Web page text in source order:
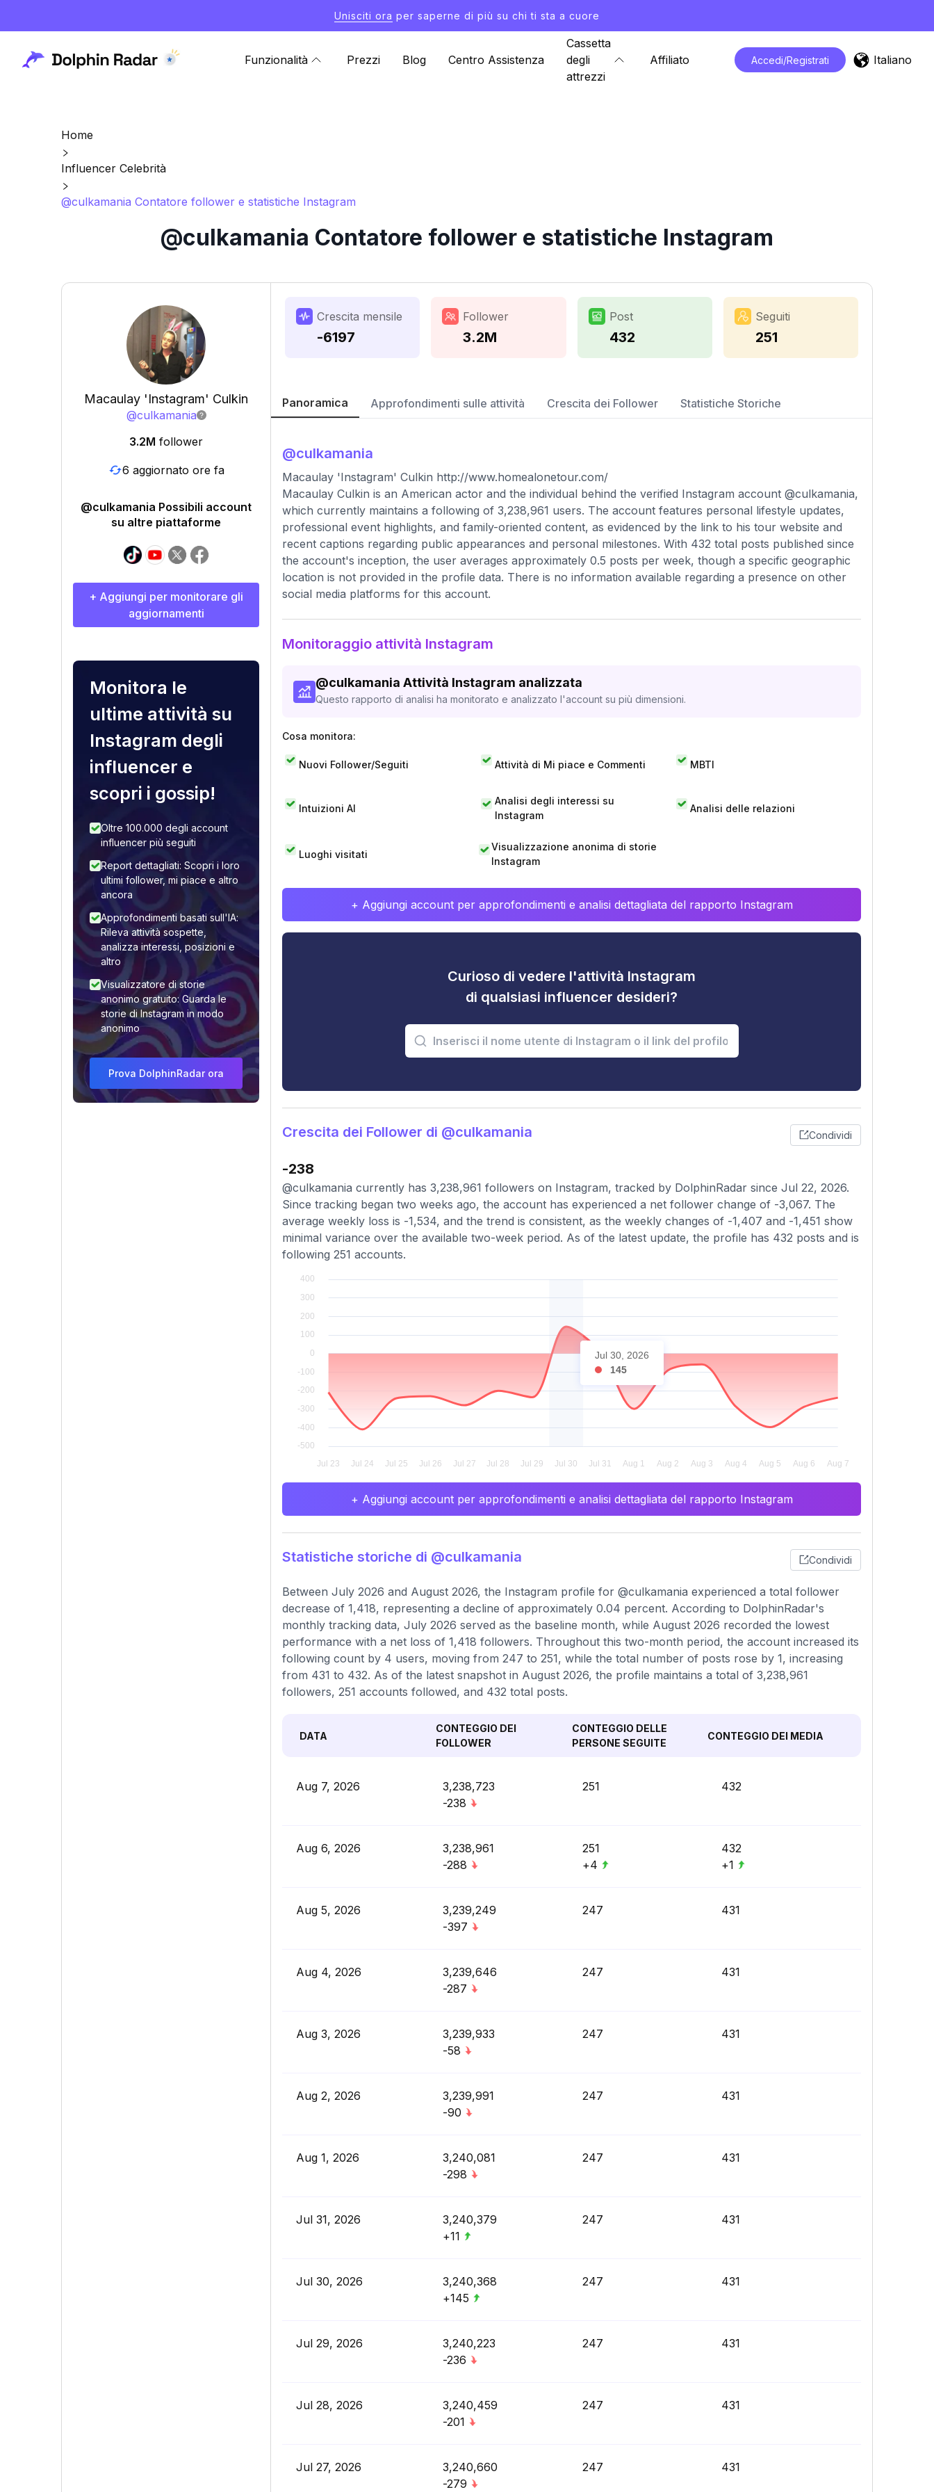
Unisciti ora per saperne di più su chi ti sta a cuore
Funzionalità Prezzi Blog Centro Assistenza
Cassetta
degli
attrezzi
Affiliato Accedi/Registrati Italiano
Home
Influencer Celebrità
@culkamania Contatore follower e statistiche Instagram
@culkamania Contatore follower e statistiche Instagram
Macaulay 'Instagram' Culkin
@culkamania
3.2M follower
6 aggiornato ore fa
@culkamania Possibili account
su altre piattaforme
+ Aggiungi per monitorare gli
aggiornamenti
Monitora le
ultime attività su
Instagram degli
influencer e
scopri i gossip!
Oltre 100.000 degli account
influencer più seguiti
Report dettagliati: Scopri i loro
ultimi follower, mi piace e altro
ancora
Approfondimenti basati sull'IA:
Rileva attività sospette,
analizza interessi, posizioni e
altro
Visualizzatore di storie
anonimo gratuito: Guarda le
storie di Instagram in modo
anonimo
Prova DolphinRadar ora
Crescita mensile
-6197
Follower
3.2M
Post
432
Seguiti
251
Panoramica Approfondimenti sulle attività Crescita dei Follower Statistiche Storiche
@culkamania
Macaulay 'Instagram' Culkin http://www.homealonetour.com/
Macaulay Culkin is an American actor and the individual behind the verified Instagram account @culkamania,
which currently maintains a following of 3,238,961 users. The account features personal lifestyle updates,
professional event highlights, and family-oriented content, as evidenced by the link to his tour website and
recent captions regarding public appearances and personal milestones. With 432 total posts published since
the account's inception, the user averages approximately 0.5 posts per week, though a specific geographic
location is not provided in the profile data. There is no information available regarding a presence on other
social media platforms for this account.
Monitoraggio attività Instagram
@culkamania Attività Instagram analizzata
Questo rapporto di analisi ha monitorato e analizzato l'account su più dimensioni.
Cosa monitora:
Nuovi Follower/Seguiti Attività di Mi piace e Commenti MBTI
Intuizioni AI
Analisi degli interessi su
Instagram
Analisi delle relazioni
Luoghi visitati
Visualizzazione anonima di storie
Instagram
+ Aggiungi account per approfondimenti e analisi dettagliata del rapporto Instagram
Curioso di vedere l'attività Instagram
di qualsiasi influencer desideri?
Crescita dei Follower di @culkamania Condividi
-238
@culkamania currently has 3,238,961 followers on Instagram, tracked by DolphinRadar since Jul 22, 2026.
Since tracking began two weeks ago, the account has experienced a net follower change of -3,067. The
average weekly loss is -1,534, and the trend is consistent, as the weekly changes of -1,407 and -1,451 show
minimal variance over the available two-week period. As of the latest update, the profile has 432 posts and is
following 251 accounts.
Jul 30, 2026
145
+ Aggiungi account per approfondimenti e analisi dettagliata del rapporto Instagram
Statistiche storiche di @culkamania Condividi
Between July 2026 and August 2026, the Instagram profile for @culkamania experienced a total follower
decrease of 1,418, representing a decline of approximately 0.04 percent. According to DolphinRadar's
monthly tracking data, July 2026 served as the baseline month, while August 2026 recorded the lowest
performance with a net loss of 1,418 followers. Throughout this two-month period, the account increased its
following count by 4 users, moving from 247 to 251, while the total number of posts rose by 1, increasing
from 431 to 432. As of the latest snapshot in August 2026, the profile maintains a total of 3,238,961
followers, 251 accounts followed, and 432 total posts.
DATA
CONTEGGIO DEI
FOLLOWER
CONTEGGIO DELLE
PERSONE SEGUITE
CONTEGGIO DEI MEDIA
Aug 7, 2026
3,238,723
-238
251 432
Aug 6, 2026
3,238,961
-288
251
+4
432
+1
Aug 5, 2026
3,239,249
-397
247 431
Aug 4, 2026
3,239,646
-287
247 431
Aug 3, 2026
3,239,933
-58
247 431
Aug 2, 2026
3,239,991
-90
247 431
Aug 1, 2026
3,240,081
-298
247 431
Jul 31, 2026
3,240,379
+11
247 431
Jul 30, 2026
3,240,368
+145
247 431
Jul 29, 2026
3,240,223
-236
247 431
Jul 28, 2026
3,240,459
-201
247 431
Jul 27, 2026
3,240,660
-279
247 431